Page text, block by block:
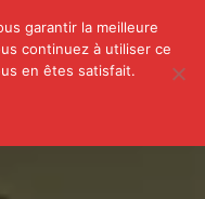
Famille Finance
garantir la meilleure
continuez à utiliser ce
en êtes satisfait.